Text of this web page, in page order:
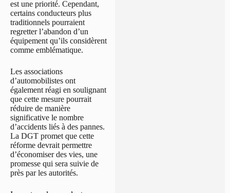
est une priorité. Cependant,
certains conducteurs plus
traditionnels pourraient
regretter l’abandon d’un
équipement qu’ils considèrent
comme emblématique.
Les associations
d’automobilistes ont
également réagi en soulignant
que cette mesure pourrait
réduire de manière
significative le nombre
d’accidents liés à des pannes.
La DGT promet que cette
réforme devrait permettre
d’économiser des vies, une
promesse qui sera suivie de
près par les autorités.